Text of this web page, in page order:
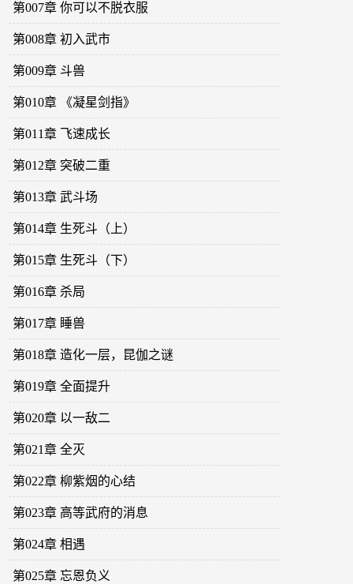
第007章 你可以不脱衣服
第008章 初入武市
第009章 斗兽
第010章 《凝星剑指》
第011章 飞速成长
第012章 突破二重
第013章 武斗场
第014章 生死斗（上）
第015章 生死斗（下）
第016章 杀局
第017章 睡兽
第018章 造化一层，昆伽之谜
第019章 全面提升
第020章 以一敌二
第021章 全灭
第022章 柳紫烟的心结
第023章 高等武府的消息
第024章 相遇
第025章 忘恩负义